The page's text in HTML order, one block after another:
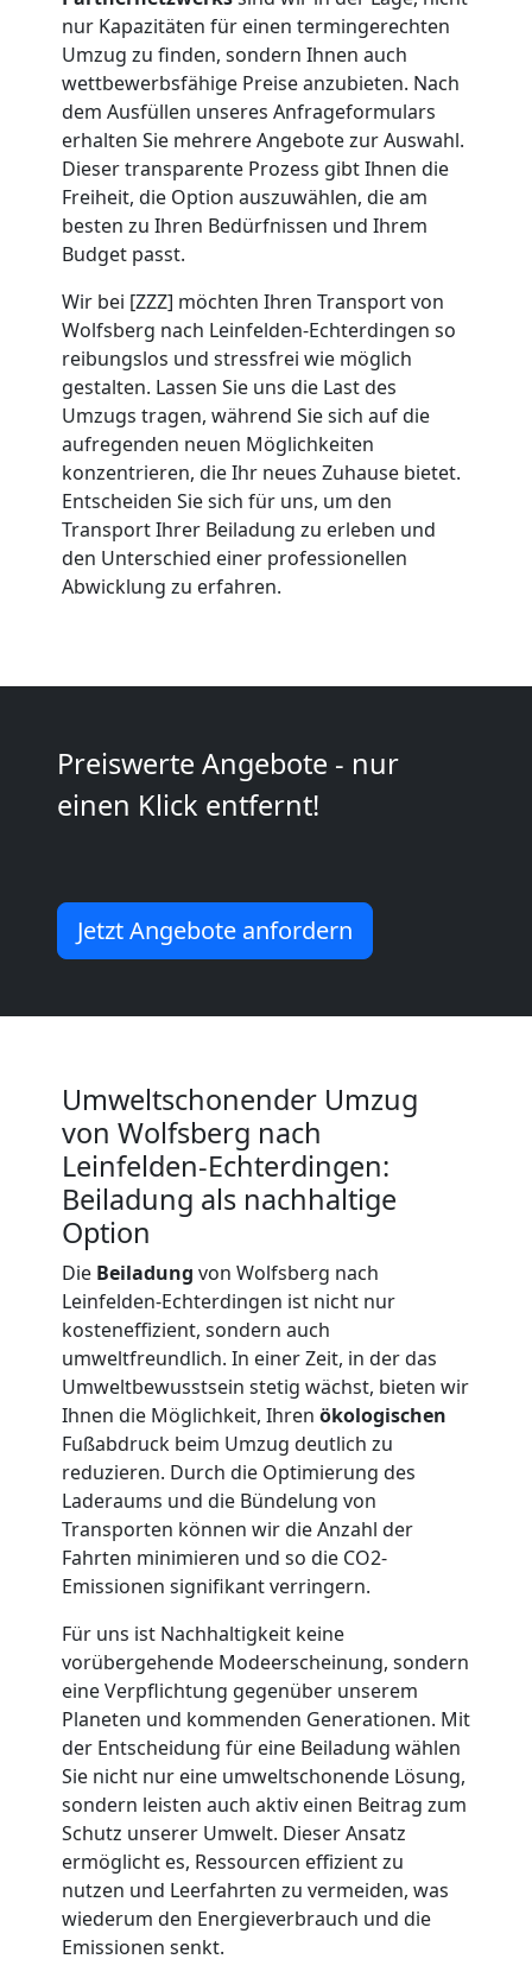
nur Kapazitäten für einen termingerechten
Umzug zu finden, sondern Ihnen auch
wettbewerbsfähige Preise anzubieten. Nach
dem Ausfüllen unseres Anfrageformulars
erhalten Sie mehrere Angebote zur Auswahl.
Dieser transparente Prozess gibt Ihnen die
Freiheit, die Option auszuwählen, die am
besten zu Ihren Bedürfnissen und Ihrem
Budget passt.
Wir bei [ZZZ] möchten Ihren Transport von
Wolfsberg nach Leinfelden-Echterdingen so
reibungslos und stressfrei wie möglich
gestalten. Lassen Sie uns die Last des
Umzugs tragen, während Sie sich auf die
aufregenden neuen Möglichkeiten
konzentrieren, die Ihr neues Zuhause bietet.
Entscheiden Sie sich für uns, um den
Transport Ihrer Beiladung zu erleben und
den Unterschied einer professionellen
Abwicklung zu erfahren.
Preiswerte Angebote - nur
einen Klick entfernt!
Jetzt Angebote anfordern
Umweltschonender Umzug
von Wolfsberg nach
Leinfelden-Echterdingen:
Beiladung als nachhaltige
Option
Die Beiladung von Wolfsberg nach
Leinfelden-Echterdingen ist nicht nur
kosteneffizient, sondern auch
umweltfreundlich. In einer Zeit, in der das
Umweltbewusstsein stetig wächst, bieten wir
Ihnen die Möglichkeit, Ihren ökologischen
Fußabdruck beim Umzug deutlich zu
reduzieren. Durch die Optimierung des
Laderaums und die Bündelung von
Transporten können wir die Anzahl der
Fahrten minimieren und so die CO2-
Emissionen signifikant verringern.
Für uns ist Nachhaltigkeit keine
vorübergehende Modeerscheinung, sondern
eine Verpflichtung gegenüber unserem
Planeten und kommenden Generationen. Mit
der Entscheidung für eine Beiladung wählen
Sie nicht nur eine umweltschonende Lösung,
sondern leisten auch aktiv einen Beitrag zum
Schutz unserer Umwelt. Dieser Ansatz
ermöglicht es, Ressourcen effizient zu
nutzen und Leerfahrten zu vermeiden, was
wiederum den Energieverbrauch und die
Emissionen senkt.
Mini
Umzug
Wolfsberg
Umzug
Mann
LKW
Wolfsberg
Umzug
LKW
Möbellift
Wolfsberg
Übersiedlung
Wolfsberg
Klaviertransport
Wolfsberg
Privatumzug
Wolfsberg
Tresortransport
Wolfsberg